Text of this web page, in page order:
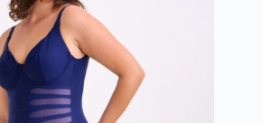
επιλεγούν
στη
σελίδα
του
προϊόντος